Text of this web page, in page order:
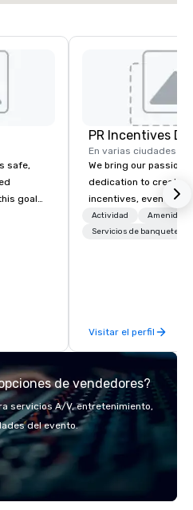
safe,
goal
the
staff;
travel
PR Incentives
En varias ciudades
We bring our passion,
dedication to create
incentives, events,
meetings, product
luxury travel
Actividad
Servicios de banquetes
Visitar el perfil
de vendedores?
servicios A/V, entretenimiento,
del evento.